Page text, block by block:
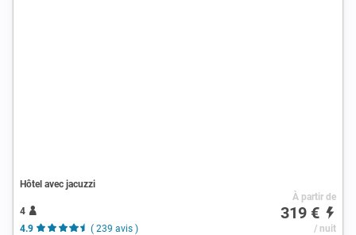
Hôtel avec jacuzzi
4
4.9
( 239 avis )
À partir de
319 €
/ nuit